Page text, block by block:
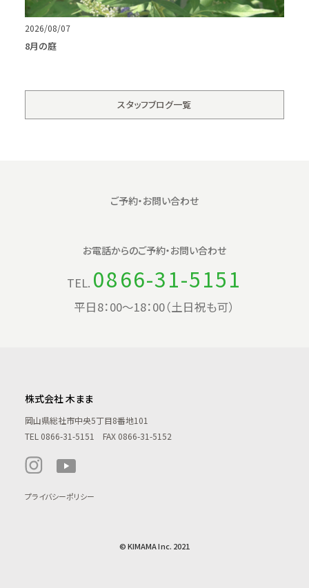
2026/08/07
8月の庭
スタッフブログ一覧
ご予約・お問い合わせ
お電話からのご予約・お問い合わせ
TEL. 0866-31-5151
平日8：00〜18：00（土日祝も可）
株式会社 木まま
岡山県総社市中央5丁目8番地101
TEL 0866-31-5151 FAX 0866-31-5152
プライバシーポリシー
© KIMAMA Inc. 2021